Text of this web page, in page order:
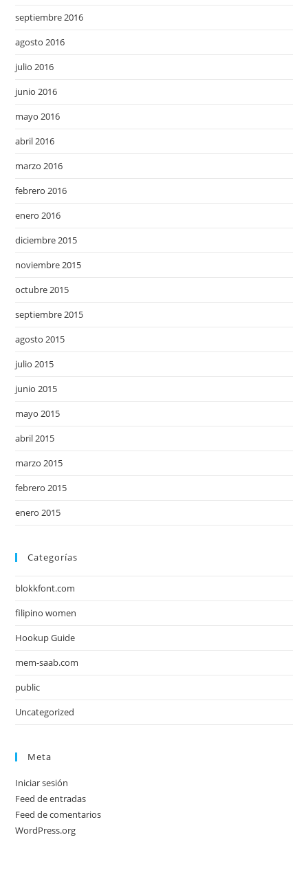
septiembre 2016
agosto 2016
julio 2016
junio 2016
mayo 2016
abril 2016
marzo 2016
febrero 2016
enero 2016
diciembre 2015
noviembre 2015
octubre 2015
septiembre 2015
agosto 2015
julio 2015
junio 2015
mayo 2015
abril 2015
marzo 2015
febrero 2015
enero 2015
Categorías
blokkfont.com
filipino women
Hookup Guide
mem-saab.com
public
Uncategorized
Meta
Iniciar sesión
Feed de entradas
Feed de comentarios
WordPress.org